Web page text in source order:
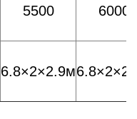
5500 6000
6.8×2×2.9м